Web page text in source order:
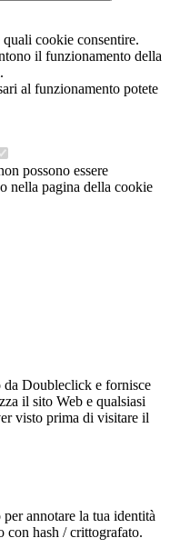
quali cookie consentire.
il funzionamento della
al funzionamento potete
possono essere
nella pagina della cookie
da Doubleclick e fornisce
il sito Web e qualsiasi
visto prima di visitare il
annotare la tua identità
con hash / crittografato.